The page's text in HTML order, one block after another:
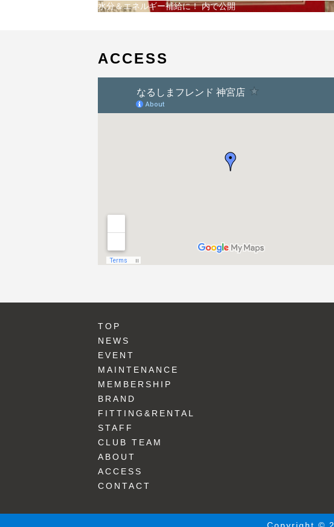
稿
ル
投
ゲ
ー
水分＆エネルギー補給に！ 内で公開
ACCESS
TOP
NEWS
EVENT
MAINTENANCE
MEMBERSHIP
BRAND
FITTING&RENTAL
STAFF
CLUB TEAM
ABOUT
ACCESS
CONTACT